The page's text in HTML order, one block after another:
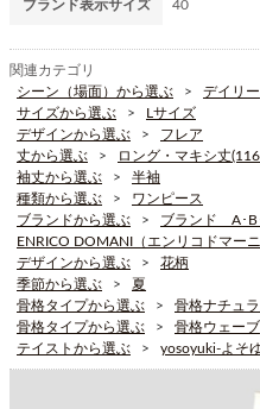
ブランド表示サイズ 40
関連カテゴリ
シーン（場面）から選ぶ
デイリー
サイズから選ぶ
Lサイズ
デザインから選ぶ
フレア
丈から選ぶ
ロング・マキシ丈
袖丈から選ぶ
半袖
種類から選ぶ
ワンピース
ブランドから選ぶ
ブランド A･B
ENRICO DOMANI（エンリコドマーニ
デザインから選ぶ
花柄
季節から選ぶ
夏
骨格タイプから選ぶ
骨格ナチュ
骨格タイプから選ぶ
骨格ウェーブ
テイストから選ぶ
yosoyuki-よそ